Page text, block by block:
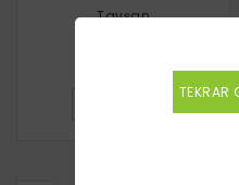
Tavşan
TEKRAR